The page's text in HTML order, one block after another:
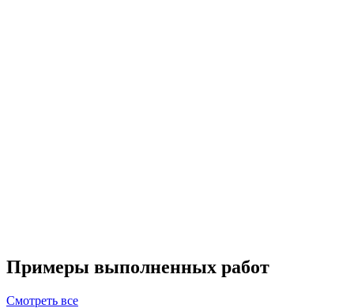
Примеры выполненных работ
Смотреть все